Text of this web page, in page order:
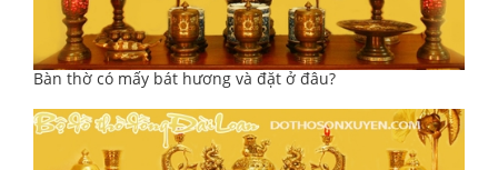
Bàn thờ có mấy bát hương và đặt ở đâu?